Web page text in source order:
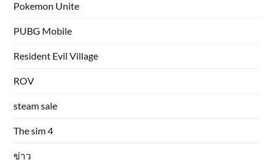
Pokemon Unite
PUBG Mobile
Resident Evil Village
ROV
steam sale
The sim 4
ข่าว